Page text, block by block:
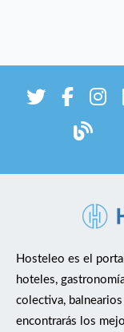
Hosteleo es el
hoteles,
colectiva,
encontrarás los